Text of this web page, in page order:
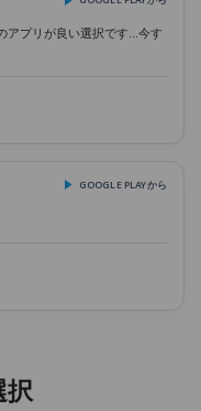
アプリが良い選択です...今す
GOOGLE PLAYから
択